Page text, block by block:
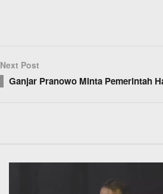
Next Post
Ganjar Pranowo Minta